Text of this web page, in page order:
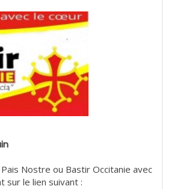
Nostre ou Bastir Occitanie avec
sur le lien suivant :